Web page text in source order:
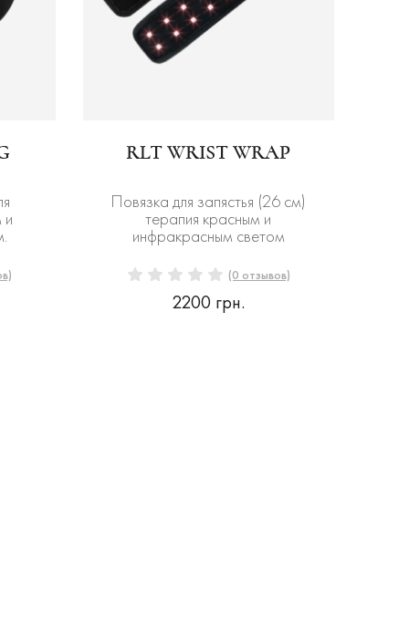
и
RLT WRIST WRAP
Повязка для запястья (26 см)
терапия красным и
инфракрасным светом
(0 отзывов)
2200 грн.